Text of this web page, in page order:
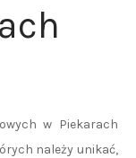
w Piekarach
należy unikać,